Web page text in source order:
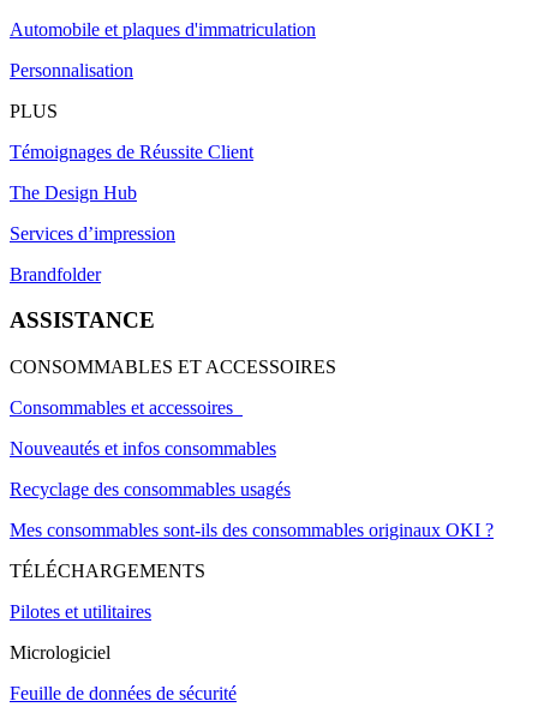
Automobile et plaques d'immatriculation
Personnalisation
PLUS
Témoignages de Réussite Client
The Design Hub
Services d’impression
Brandfolder
ASSISTANCE
CONSOMMABLES ET ACCESSOIRES
Consommables et accessoires
Nouveautés et infos consommables
Recyclage des consommables usagés
Mes consommables sont-ils des consommables originaux OKI ?
TÉLÉCHARGEMENTS
Pilotes et utilitaires
Micrologiciel
Feuille de données de sécurité